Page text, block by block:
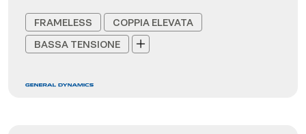
FRAMELESS
COPPIA ELEVATA
BASSA TENSIONE